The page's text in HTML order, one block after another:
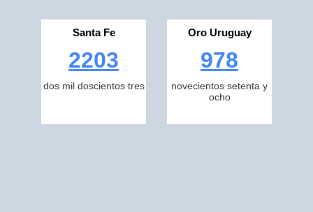
Santa Fe
2203
dos mil doscientos tres
Oro Uruguay
978
novecientos setenta y
ocho